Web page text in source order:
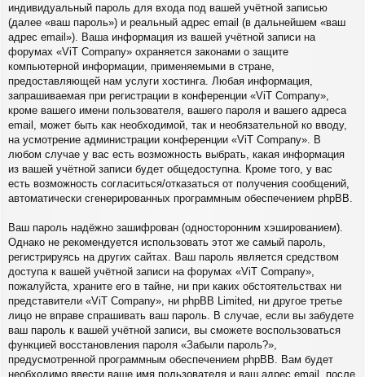
индивидуальный пароль для входа под вашей учётной записью
(далее «ваш пароль») и реальный адрес email (в дальнейшем «ваш
адрес email»). Ваша информация из вашей учётной записи на
форумах «ViT Company» охраняется законами о защите
компьютерной информации, применяемыми в стране,
предоставляющей нам услуги хостинга. Любая информация,
запрашиваемая при регистрации в конференции «ViT Company»,
кроме вашего имени пользователя, вашего пароля и вашего адреса
email, может быть как необходимой, так и необязательной ко вводу,
на усмотрение администрации конференции «ViT Company». В
любом случае у вас есть возможность выбрать, какая информация
из вашей учётной записи будет общедоступна. Кроме того, у вас
есть возможность согласиться/отказаться от получения сообщений,
автоматически сгенерированных программным обеспечением phpBB.
Ваш пароль надёжно зашифрован (односторонним хэшированием).
Однако не рекомендуется использовать этот же самый пароль,
регистрируясь на других сайтах. Ваш пароль является средством
доступа к вашей учётной записи на форумах «ViT Company»,
пожалуйста, храните его в тайне, ни при каких обстоятельствах ни
представители «ViT Company», ни phpBB Limited, ни другое третье
лицо не вправе спрашивать ваш пароль. В случае, если вы забудете
ваш пароль к вашей учётной записи, вы сможете воспользоваться
функцией восстановления пароля «Забыли пароль?»,
предусмотренной программным обеспечением phpBB. Вам будет
необходимо ввести ваше имя пользователя и ваш адрес email, после